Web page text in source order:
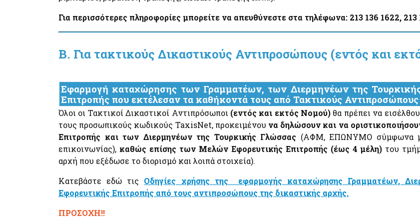
myNAFTILIA.live
myOEYlive - Εξυπηρέτηση με τηλεδιάσκεψη από
τηλεφωνική επικοινωνία ή φυσική παρουσία από τα
Γραφεία Προληπτικής και Κατασταλτικής
Πυρασφάλειας των ΔΙ.Π.Υ.Ν./ΔΙ.Π.Υ. του
mySynigoroslive - Εξυπηρέτηση με τηλεδιάσκεψη
από τον Συνήγορο του Πολίτη
Απόκρυψη λίστας
Για περισσότερες πληροφορίες μπορείτε να απευθύνεστε στα τηλέφωνα: 213 136 1622, 213
Β. Για τακτικούς Δικαστικούς Αντιπροσώπους (εντός και
Εφαρμογή καταχώρησης των Γραμματέων, των Διερμηνέων της
Επιτροπής που εκτέλεσαν τα καθήκοντά τους από Τακτικούς
Όλοι οι Τακτικοί Δικαστικοί Αντιπρόσωποι (εντός και εκτός Νομού) θα πρέπει να
τους προσωπικούς κωδικούς TaxisNet, προκειμένου να δηλώσουν και να
Επιτροπής και των Διερμηνέων της Τουρκικής Γλώσσας (ΑΦΜ, ΕΠΩΝΥΜΟ σύμφωνα με
επικοινωνίας), καθώς επίσης των Μελών Εφορευτικής Επιτροπής (έως 4 μέλη) του
αρχή που εξέδωσε το διορισμό και λοιπά στοιχεία).
Κατεβάστε εδώ τις Οδηγίες χρήσης της εφαρμογής καταχώρησης Γραμματέων,
Εφορευτικής Επιτροπής από τους αντιπροσώπους της δικαστικής αρχής.
ΠΡΟΣΟΧΗ!!